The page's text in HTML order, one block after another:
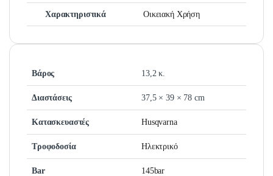
Χαρακτηριστικά Οικειακή Χρήση
Βάρος 13,2 κ.
Διαστάσεις 37,5 × 39 × 78 cm
Κατασκευαστές Husqvarna
Τροφοδοσία Ηλεκτρικό
Bar 145bar